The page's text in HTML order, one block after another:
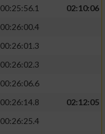
00:25:56.1
02:10:06
00:26:00.4
00:26:01.3
00:26:02.3
00:26:06.6
00:26:14.8
02:12:05
00:26:25.4